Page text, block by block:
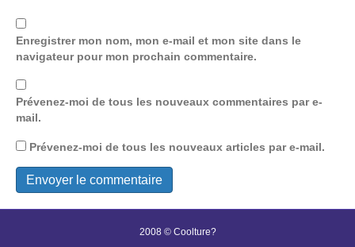
Enregistrer mon nom, mon e-mail et mon site dans le
navigateur pour mon prochain commentaire.
Prévenez-moi de tous les nouveaux commentaires par e-
mail.
Prévenez-moi de tous les nouveaux articles par e-mail.
2008 © Coolture?